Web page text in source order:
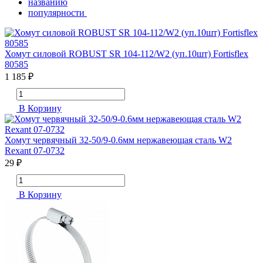
популярности
Хомут силовой ROBUST SR 104-112/W2 (уп.10шт) Fortisflex
80585
1 185 ₽
В Корзину
Хомут червячный 32-50/9-0.6мм нержавеющая сталь W2
Rexant 07-0732
29 ₽
В Корзину